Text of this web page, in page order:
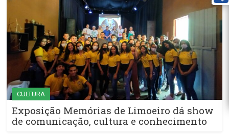
CULTURA
Exposição Memórias de Limoeiro dá show
de comunicação, cultura e conhecimento